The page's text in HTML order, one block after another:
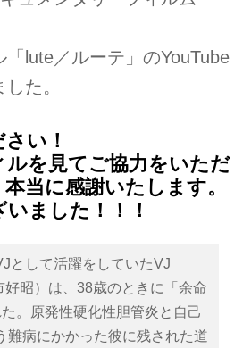
残された可能性は、海外での移植
”SAVE NAKAICHI DONATION
PROJECT ”
よしあき）さん。
今、彼のかかった難病「原発性硬
化性胆管炎」「自己免疫性肝炎」
を救うための運動が、多くの人々
余命2年と言われた宣告。
幾つかの、媒体でも取り上げられ
てきたが、”シネフィル”でも、同
じ映像表現者である中市さんを知
「lute／ルーテ」のYouTube
た。
い！
ルを見てご協力をいただ
当に感謝いたします。
ました！！！
として活躍をしていたVJ
好昭）は、38歳のときに「余命
。原発性硬化性胆管炎と自己
難病にかかった彼に残された道